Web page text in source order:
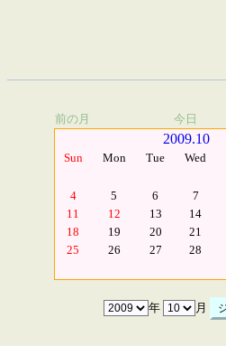
前の月 今日
2009.10
Sun Mon Tue Wed
4
5 6 7
11
12 13 14
18
19 20 21
25
26 27 28
年 月